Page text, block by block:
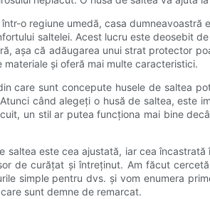
o regiune umedă, casa
saltelei. Acest lucru este deosebit
așa că adăugarea unui strat protector
și oferă mai multe caracteristici.
care sunt concepute husele de saltea
când alegeți o husă de saltea, este
un stil ar putea funcționa mai bine
saltea este cea ajustată, iar cea
de curățat și întreținut. Am făcut
simple pentru dvs. și vom enumera
sunt demne de remarcat.